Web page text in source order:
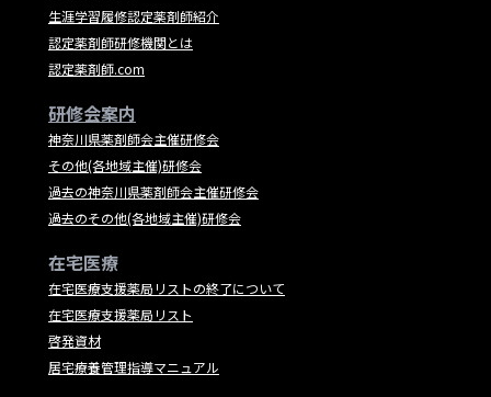
生涯学習履修認定薬剤師紹介
認定薬剤師研修機関とは
認定薬剤師.com
研修会案内
神奈川県薬剤師会主催研修会
その他(各地域主催)研修会
過去の神奈川県薬剤師会主催研修会
過去のその他(各地域主催)研修会
在宅医療
在宅医療支援薬局リストの終了について
在宅医療支援薬局リスト
啓発資材
居宅療養管理指導マニュアル